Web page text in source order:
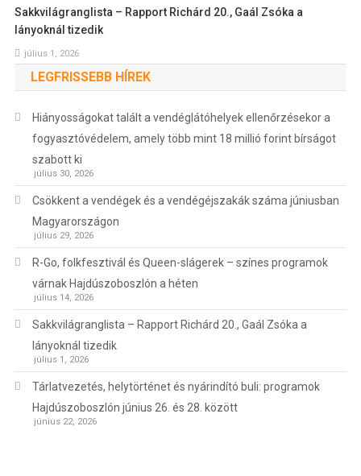
Sakkvilágranglista – Rapport Richárd 20., Gaál Zsóka a
lányoknál tizedik
július 1, 2026
LEGFRISSEBB HÍREK
Hiányosságokat talált a vendéglátóhelyek ellenőrzésekor a
fogyasztóvédelem, amely több mint 18 millió forint bírságot
szabott ki
július 30, 2026
Csökkent a vendégek és a vendégéjszakák száma júniusban
Magyarországon
július 29, 2026
R-Go, folkfesztivál és Queen-slágerek – színes programok
várnak Hajdúszoboszlón a héten
július 14, 2026
Sakkvilágranglista – Rapport Richárd 20., Gaál Zsóka a
lányoknál tizedik
július 1, 2026
Tárlatvezetés, helytörténet és nyárindító buli: programok
Hajdúszoboszlón június 26. és 28. között
június 22, 2026